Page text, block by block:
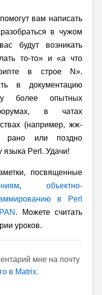
вам написать
в чужом
будут возникать
то-то» и «а что
в строе N».
в документацию
более опытных
в чатах
(например, жж-
или поздно
языка Perl. Удачи!
посвященные
, объектно-
в Perl
. Можете считать
уроков.
мне на почту
в Matrix.